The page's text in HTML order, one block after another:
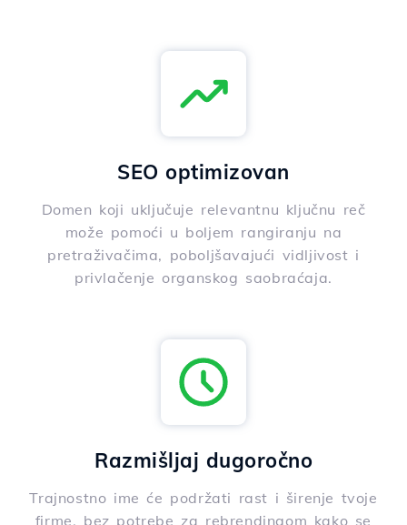
SEO optimizovan
Domen koji uključuje relevantnu ključnu reč
može pomoći u boljem rangiranju na
pretraživačima, poboljšavajući vidljivost i
privlačenje organskog saobraćaja.
Razmišljaj dugoročno
Trajnostno ime će podržati rast i širenje tvoje
firme, bez potrebe za rebrendingom kako se